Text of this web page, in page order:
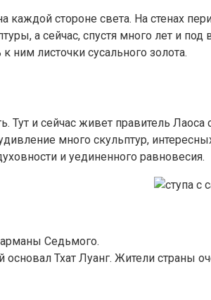
каждой стороне света. На стенах
а сейчас, спустя много лет и
ним листочки сусального золота.
Тут и сейчас живет правитель
много скульптур,
и уединенного равновесия.
Седьмого.
основал Тхат Луанг. Жители